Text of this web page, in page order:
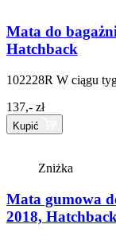
Mata do
Hatchback
102228R W ciągu
137,- zł
Kupić
Zniżka
Mata gumowa
2018, Hatchback